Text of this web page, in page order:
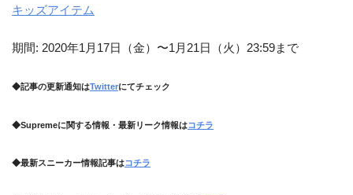
キッズアイテム
期間: 2020年1月17日（金）〜1月21日（火）23:59まで
◆記事の更新通知はTwitterにてチェック
◆Supremeに関する情報・最新リーク情報はコチラ
◆最新スニーカー情報記事はコチラ